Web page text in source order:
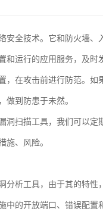
安全技术。它和防火墙
和运行的应用服务，及
，在攻击前进行防范。
做到防患于未然。
洞扫描工具，我们可以
施、风险。
分析工具，由于其的特
中的开放端口、错误配